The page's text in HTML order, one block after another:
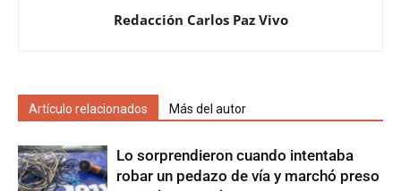
Redacción Carlos Paz Vivo
Artículo relacionados Más del autor
Lo sorprendieron cuando intentaba
robar un pedazo de vía y marchó preso